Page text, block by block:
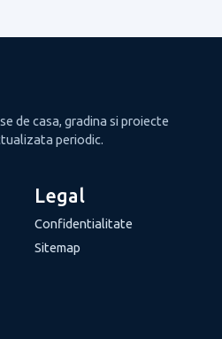
de casa, gradina si proiecte
periodic.
Legal
Confidentialitate
Sitemap